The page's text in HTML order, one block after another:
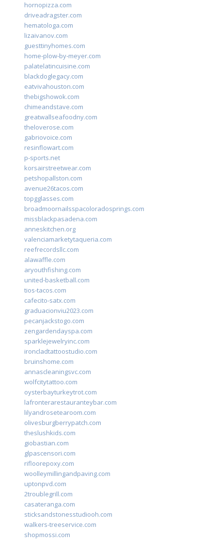
hornopizza.com
driveadragster.com
hematologa.com
lizaivanov.com
guesttinyhomes.com
home-plow-by-meyer.com
palatelatincuisine.com
blackdoglegacy.com
eatvivahouston.com
thebigshowok.com
chimeandstave.com
greatwallseafoodny.com
theloverose.com
gabriovoice.com
resinflowart.com
p-sports.net
korsairstreetwear.com
petshopallston.com
avenue26tacos.com
topgglasses.com
broadmoornailsspacoloradosprings.com
missblackpasadena.com
anneskitchen.org
valenciamarketytaqueria.com
reefrecordsllc.com
alawaffle.com
aryouthfishing.com
united-basketball.com
tios-tacos.com
cafecito-satx.com
graduacionviu2023.com
pecanjackstogo.com
zengardendayspa.com
sparklejewelryinc.com
ironcladtattoostudio.com
bruinshome.com
annascleaningsvc.com
wolfcitytattoo.com
oysterbayturkeytrot.com
lafronterarestauranteybar.com
lilyandrosetearoom.com
olivesburgberrypatch.com
theslushkids.com
giobastian.com
glpascensori.com
rifloorepoxy.com
woolleymillingandpaving.com
uptonpvd.com
2troublegrill.com
casateranga.com
sticksandstonesstudiooh.com
walkers-treeservice.com
shopmossi.com